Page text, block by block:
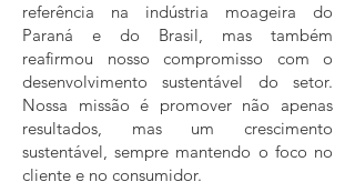
referência na indústria moageira do
Paraná e do Brasil, mas também
reafirmou nosso compromisso com o
desenvolvimento sustentável do setor.
Nossa missão é promover não apenas
resultados, mas um crescimento
sustentável, sempre mantendo o foco no
cliente e no consumidor.